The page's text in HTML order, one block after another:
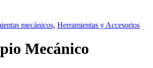
mecánicos, Herramientas y Accesorios
Mecánico